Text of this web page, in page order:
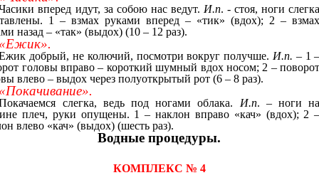
вперед идут, за собою нас ведут. И.п. - стоя, ноги
1 – взмах руками вперед – «тик» (вдох); 2 –
назад – «так» (выдох) (10 – 12 раз).
добрый, не колючий, посмотри вокруг получше. И.п. – 1
головы вправо – короткий шумный вдох носом; 2 –
влево – выдох через полуоткрытый рот (6 – 8 раз).
слегка, ведь под ногами облака. И.п. – ноги
плеч, руки опущены. 1 – наклон вправо «кач» (вдох); 2
влево «кач» (выдох) (шесть раз).
Водные процедуры.
КОМПЛЕКС № 4